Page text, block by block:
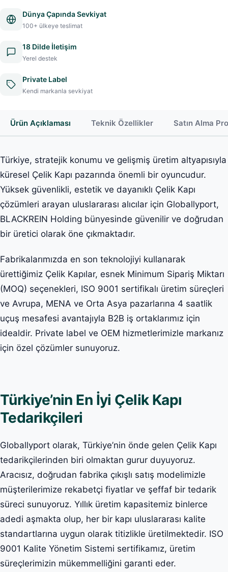
Dünya Çapında Sevkiyat
100+ ülkeye teslimat
18 Dilde İletişim
Yerel destek
Private Label
Kendi markanla sevkiyat
Ürün Açıklaması Teknik Özellikler Satın Alma
Türkiye, stratejik konumu ve gelişmiş üretim altyapısıyla
küresel Çelik Kapı pazarında önemli bir oyuncudur.
Yüksek güvenlikli, estetik ve dayanıklı Çelik Kapı
çözümleri arayan uluslararası alıcılar için Globallyport,
BLACKREIN Holding bünyesinde güvenilir ve doğrudan
bir üretici olarak öne çıkmaktadır.
Fabrikalarımızda en son teknolojiyi kullanarak
ürettiğimiz Çelik Kapılar, esnek Minimum Sipariş Miktarı
(MOQ) seçenekleri, ISO 9001 sertifikalı üretim süreçleri
ve Avrupa, MENA ve Orta Asya pazarlarına 4 saatlik
uçuş mesafesi avantajıyla B2B iş ortaklarımız için
idealdir. Private label ve OEM hizmetlerimizle markanız
için özel çözümler sunuyoruz.
Türkiye’nin En İyi Çelik Kapı
Tedarikçileri
Globallyport olarak, Türkiye’nin önde gelen Çelik Kapı
tedarikçilerinden biri olmaktan gurur duyuyoruz.
Aracısız, doğrudan fabrika çıkışlı satış modelimizle
müşterilerimize rekabetçi fiyatlar ve şeffaf bir tedarik
süreci sunuyoruz. Yıllık üretim kapasitemiz binlerce
adedi aşmakta olup, her bir kapı uluslararası kalite
standartlarına uygun olarak titizlikle üretilmektedir. ISO
9001 Kalite Yönetim Sistemi sertifikamız, üretim
süreçlerimizin mükemmelliğini garanti eder.